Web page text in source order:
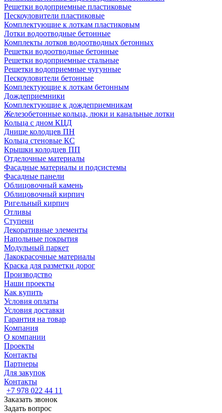
Решетки водоприемные пластиковые
Пескоуловители пластиковые
Комплектующие к лоткам пластиковым
Лотки водоотводные бетонные
Комплекты лотков водоотводных бетонных
Решетки водоотводные бетонные
Решетки водоприемные стальные
Решетки водоприемные чугунные
Пескоуловители бетонные
Комплектующие к лоткам бетонным
Дождеприемники
Комплектующие к дождеприемникам
Железобетонные кольца, люки и канальные лотки
Кольца с дном КЦД
Днище колодцев ПН
Кольца стеновые КС
Крышки колодцев ПП
Отделочные материалы
Фасадные материалы и подсистемы
Фасадные панели
Облицовочный камень
Облицовочный кирпич
Ригельный кирпич
Отливы
Ступени
Декоративные элементы
Напольные покрытия
Модульный паркет
Лакокрасочные материалы
Краска для разметки дорог
Производство
Наши проекты
Как купить
Условия оплаты
Условия доставки
Гарантия на товар
Компания
О компании
Проекты
Контакты
Партнеры
Для закупок
Контакты
+7 978 022 44 11
Заказать звонок
Задать вопрос